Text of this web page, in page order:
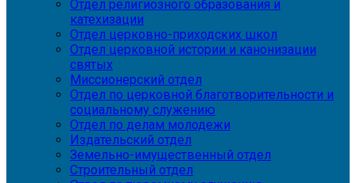
Отдел религиозного образования и
катехизации
Отдел церковно-приходских школ
Отдел церковной истории и канонизации
святых
Миссионерский отдел
Отдел по церковной благотворительности и
социальному служению
Отдел по делам молодежи
Издательский отдел
Земельно-имущественный отдел
Строительный отдел